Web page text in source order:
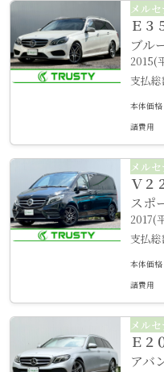
メル
Ｅ３
ブル
2015(
支払
本体価格
諸費用
メル
Ｖ２
スポ
2017(
支払
本体価格
諸費用
メル
Ｅ２
アバ